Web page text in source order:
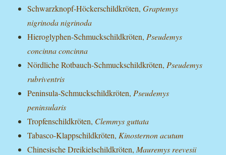
Schwarzknopf-Höckerschildkröten,Graptemys
nigrinoda nigrinoda
Hieroglyphen-Schmuckschildkröten, Pseudemys
concinna concinna
Nördliche Rotbauch-Schmuckschildkröten, Pseudemys
rubriventris
Peninsula-Schmuckschildkröten, Pseudemys
peninsularis
Tropfenschildkröten, Clemmys guttata
Tabasco-Klappschildkröten, Kinosternon acutum
Chinesische Dreikielschildkröten, Mauremys reevesii